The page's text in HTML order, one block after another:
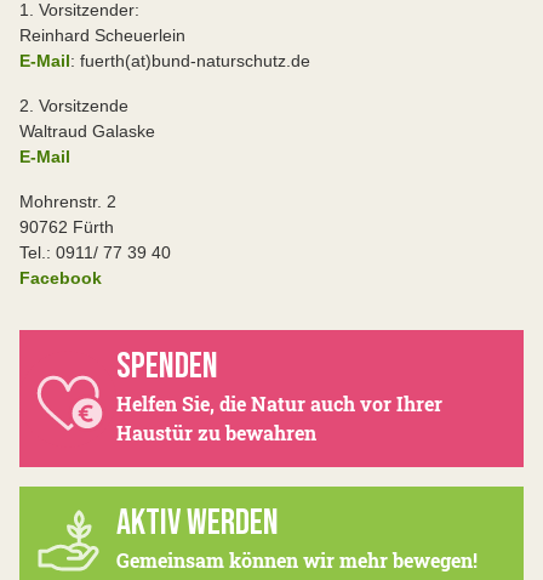
1. Vorsitzender:
Reinhard Scheuerlein
E-Mail: fuerth(at)bund-naturschutz.de
2. Vorsitzende
Waltraud Galaske
E-Mail
Mohrenstr. 2
90762 Fürth
Tel.: 0911/ 77 39 40
Facebook
SPENDEN
Helfen Sie, die Natur auch vor Ihrer
Haustür zu bewahren
AKTIV WERDEN
Gemeinsam können wir mehr bewegen!